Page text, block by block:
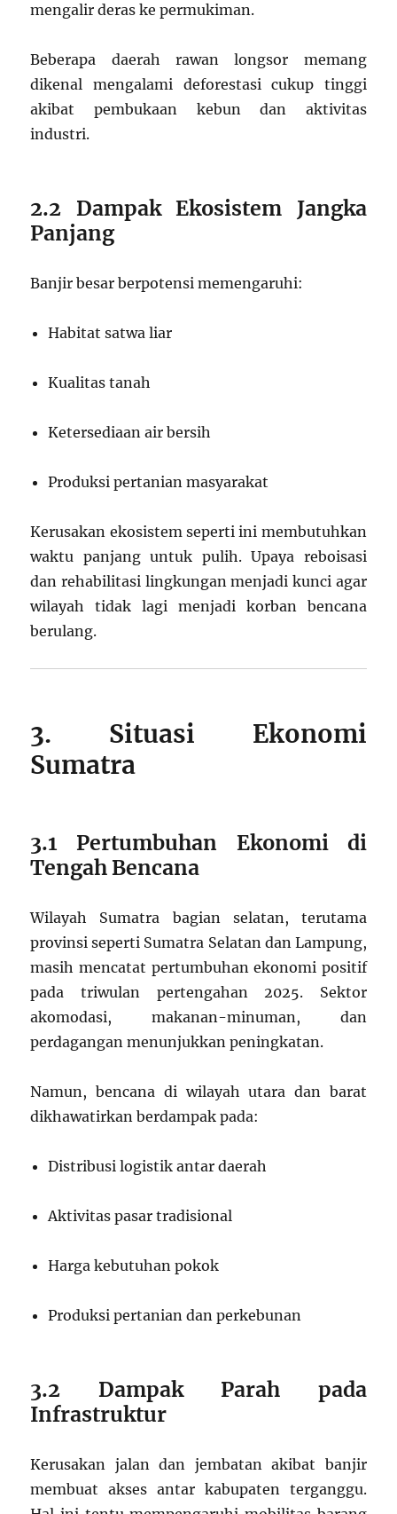
mengalir deras ke permukiman.
Beberapa daerah rawan longsor memang
dikenal mengalami deforestasi cukup tinggi
akibat pembukaan kebun dan aktivitas
industri.
2.2 Dampak Ekosistem Jangka
Panjang
Banjir besar berpotensi memengaruhi:
Habitat satwa liar
Kualitas tanah
Ketersediaan air bersih
Produksi pertanian masyarakat
Kerusakan ekosistem seperti ini membutuhkan
waktu panjang untuk pulih. Upaya reboisasi
dan rehabilitasi lingkungan menjadi kunci agar
wilayah tidak lagi menjadi korban bencana
berulang.
3. Situasi Ekonomi
Sumatra
3.1 Pertumbuhan Ekonomi di
Tengah Bencana
Wilayah Sumatra bagian selatan, terutama
provinsi seperti Sumatra Selatan dan Lampung,
masih mencatat pertumbuhan ekonomi positif
pada triwulan pertengahan 2025. Sektor
akomodasi, makanan-minuman, dan
perdagangan menunjukkan peningkatan.
Namun, bencana di wilayah utara dan barat
dikhawatirkan berdampak pada:
Distribusi logistik antar daerah
Aktivitas pasar tradisional
Harga kebutuhan pokok
Produksi pertanian dan perkebunan
3.2 Dampak Parah pada
Infrastruktur
Kerusakan jalan dan jembatan akibat banjir
membuat akses antar kabupaten terganggu.